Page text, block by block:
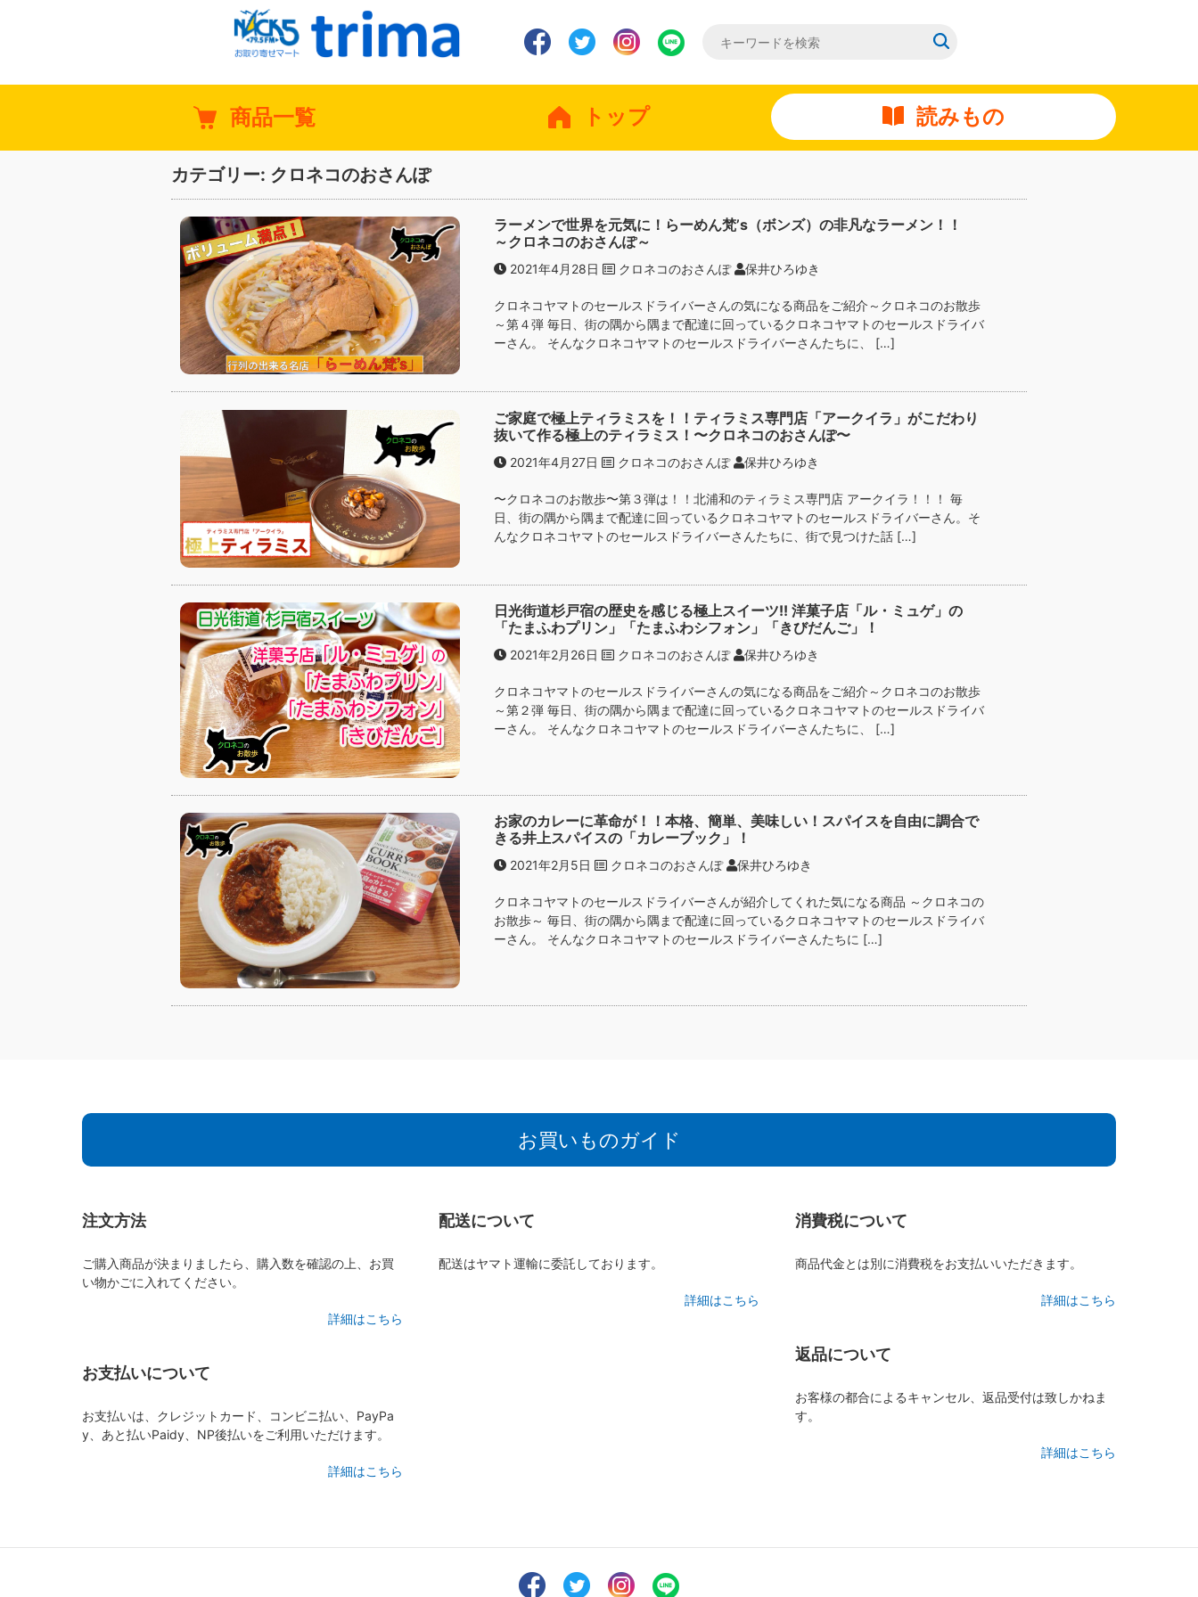
商品一覧 トップ 読みもの
カテゴリー: クロネコのおさんぽ
ラーメンで世界を元気に！らーめん梵’s（ボンズ）の非凡なラーメン！！
～クロネコのおさんぽ～
2021年4月28日 クロネコのおさんぽ 保井ひろゆき
クロネコヤマトのセールスドライバーさんの気になる商品をご紹介～クロネコのお散歩
～第４弾 毎日、街の隅から隅まで配達に回っているクロネコヤマトのセールスドライバ
ーさん。 そんなクロネコヤマトのセールスドライバーさんたちに、 […]
ご家庭で極上ティラミスを！！ティラミス専門店「アークイラ」がこだわり
抜いて作る極上のティラミス！〜クロネコのおさんぽ〜
2021年4月27日 クロネコのおさんぽ 保井ひろゆき
〜クロネコのお散歩〜第３弾は！！北浦和のティラミス専門店 アークイラ！！！ 毎
日、街の隅から隅まで配達に回っているクロネコヤマトのセールスドライバーさん。そ
んなクロネコヤマトのセールスドライバーさんたちに、街で見つけた話 […]
日光街道杉戸宿の歴史を感じる極上スイーツ!! 洋菓子店「ル・ミュゲ」の
「たまふわプリン」「たまふわシフォン」「きびだんご」！
2021年2月26日 クロネコのおさんぽ 保井ひろゆき
クロネコヤマトのセールスドライバーさんの気になる商品をご紹介～クロネコのお散歩
～第２弾 毎日、街の隅から隅まで配達に回っているクロネコヤマトのセールスドライバ
ーさん。 そんなクロネコヤマトのセールスドライバーさんたちに、 […]
お家のカレーに革命が！！本格、簡単、美味しい！スパイスを自由に調合で
きる井上スパイスの「カレーブック」！
2021年2月5日 クロネコのおさんぽ 保井ひろゆき
クロネコヤマトのセールスドライバーさんが紹介してくれた気になる商品 ～クロネコの
お散歩～ 毎日、街の隅から隅まで配達に回っているクロネコヤマトのセールスドライバ
ーさん。 そんなクロネコヤマトのセールスドライバーさんたちに […]
お買いものガイド
注文方法
ご購入商品が決まりましたら、購入数を確認の上、お買
い物かごに入れてください。
詳細はこちら
お支払いについて
お支払いは、クレジットカード、コンビニ払い、PayPa
y、あと払いPaidy、NP後払いをご利用いただけます。
詳細はこちら
配送について
配送はヤマト運輸に委託しております。
詳細はこちら
消費税について
商品代金とは別に消費税をお支払いいただきます。
詳細はこちら
返品について
お客様の都合によるキャンセル、返品受付は致しかねま
す。
詳細はこちら